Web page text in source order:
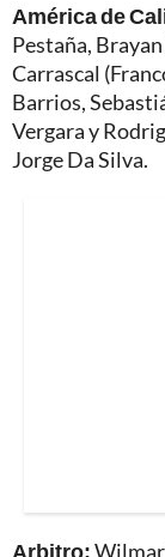
América de
Pestaña,
Carrascal
Barrios,
Vergara y
Jorge Da Silva.
Arbitro:Wilmar